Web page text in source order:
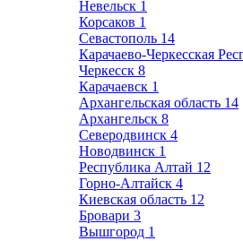
Невельск 1
Корсаков 1
Севастополь 14
Карачаево-Черкесская
Черкесск 8
Карачаевск 1
Архангельская область 14
Архангельск 8
Северодвинск 4
Новодвинск 1
Республика Алтай 12
Горно-Алтайск 4
Киевская область 12
Бровари 3
Вышгород 1